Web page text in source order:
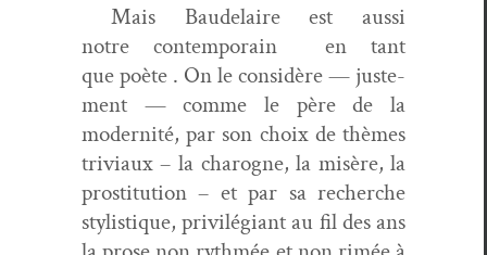
Mais Baude­laire est aus­si
notre con­tem­po­rain en tant
que poète . On le con­sid­ère — juste­
ment — comme le père de la
moder­nité, par son choix de thèmes
triv­i­aux – la charogne, la mis­ère, la
pros­ti­tu­tion – et par sa recherche
styl­is­tique, priv­ilé­giant au fil des ans